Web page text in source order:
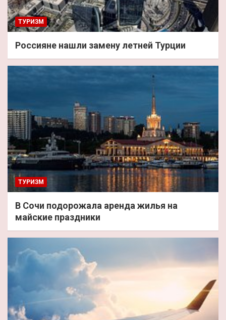
ТУРИЗМ
Россияне нашли замену летней Турции
ТУРИЗМ
В Сочи подорожала аренда жилья на
майские праздники